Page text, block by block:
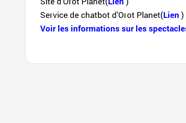
Service de chatbot d'Orot Planet(Lien )
Voir les informations sur les